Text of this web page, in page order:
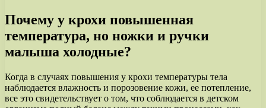
Почему у крохи повышенная
температура, но ножки и ручки
малыша холодные?
Когда в случаях повышения у крохи температуры тела
наблюдается влажность и порозовение кожи, ее потепление,
все это свидетельствует о том, что соблюдается в детском